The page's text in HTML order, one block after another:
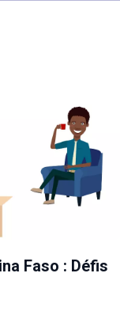
Faso : Défis